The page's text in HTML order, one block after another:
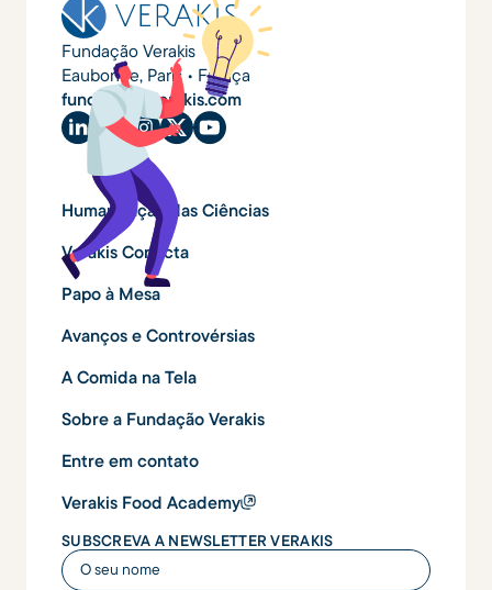
Fundação Verakis
Eaubonne, Paris • França
fundacao@verakis.com
Humanização das Ciências
Verakis Conecta
Papo à Mesa
Avanços e Controvérsias
A Comida na Tela
Sobre a Fundação Verakis
Entre em contato
Verakis Food Academy
SUBSCREVA A NEWSLETTER VERAKIS
O seu nome